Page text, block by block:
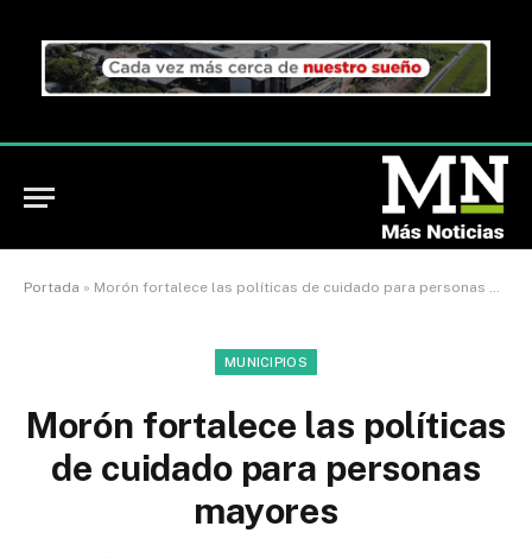
Portada » Morón fortalece las políticas de cuidado para personas mayores
MUNICIPIOS
Morón fortalece las políticas
de cuidado para personas
mayores